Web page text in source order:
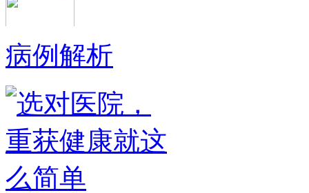
黄省让，男，医生。一九七六年毕业
于郑州第四军医…
【详情】
病例解析